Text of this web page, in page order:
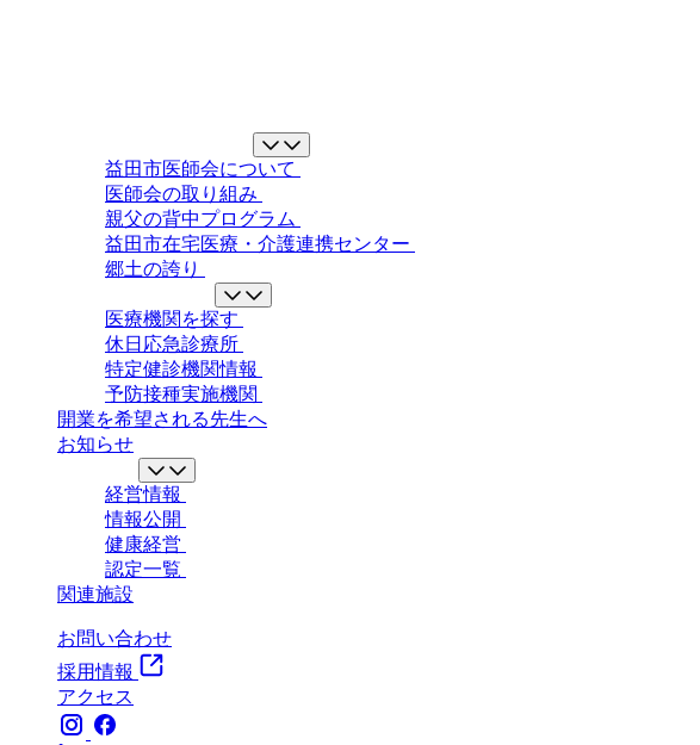
益田市医師会について
医師会の取り組み
親父の背中プログラム
益田市在宅医療・介護連携センター
郷土の誇り
医療機関を探す
休日応急診療所
特定健診機関情報
予防接種実施機関
開業を希望される先生へ
お知らせ
経営情報
情報公開
健康経営
認定一覧
関連施設
お問い合わせ
採用情報
アクセス